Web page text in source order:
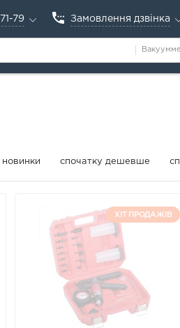
79 Замовлення дзвінка
новинки спочатку дешевше
ХІТ ПРОДАЖІВ